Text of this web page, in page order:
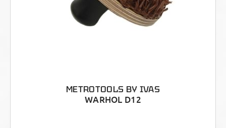
METROTOOLS BY IVAS
WARHOL D12